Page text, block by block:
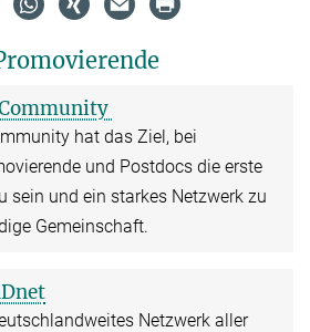
hat das Ziel, bei
und Postdocs die erste
sein und ein starkes Netzwerk zu
Gemeinschaft.
Netzwerk aller